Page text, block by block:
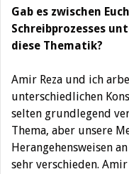
Gab es zwischen
Schreibprozesses
diese Thematik?
Amir Reza und ich
unterschiedlichen
selten grundlegend
Thema, aber unsere
Herangehensweisen
sehr verschieden.